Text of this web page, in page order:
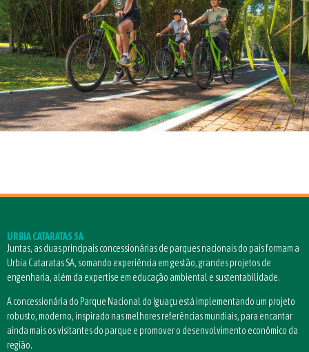
URBIA CATARATAS SA
Juntas, as duas principais concessionárias de parques nacionais do país formam a
Urbia Cataratas SA, somando experiência em gestão, grandes projetos de
engenharia, além da expertise em educação ambiental e sustentabilidade.
A concessionária do Parque Nacional do Iguaçu está implementando um projeto
robusto, moderno, inspirado nas melhores referências mundiais, para encantar
ainda mais os visitantes do parque e promover o desenvolvimento econômico da
região.